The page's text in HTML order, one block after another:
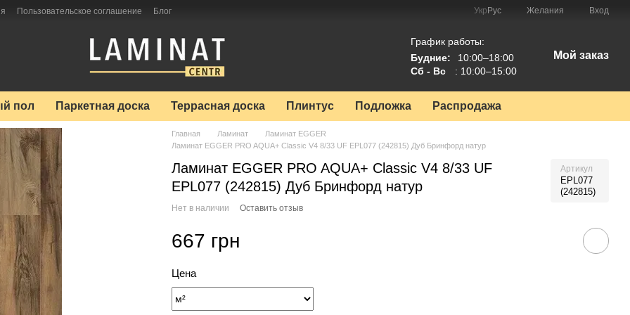
Пользовательское соглашение Блог Укр Рус Желания Вход
График работы:
Будние:
10:00–18:00
Сб - Вс
: 10:00–15:00
Мой заказ
пол Паркетная доска Террасная доска Плинтус Подложка Распродажа
Главная Ламинат
Ламинат EGGER
Ламинат EGGER PRO AQUA+ Classic V4 8/33 UF EPL077 (242815) Дуб Бринфорд натур
Ламинат EGGER PRO AQUA+ Classic V4 8/33 UF
EPL077 (242815) Дуб Бринфорд натур
Артикул
EPL077
(242815)
Нет в наличии Оставить отзыв
667 грн
Цена